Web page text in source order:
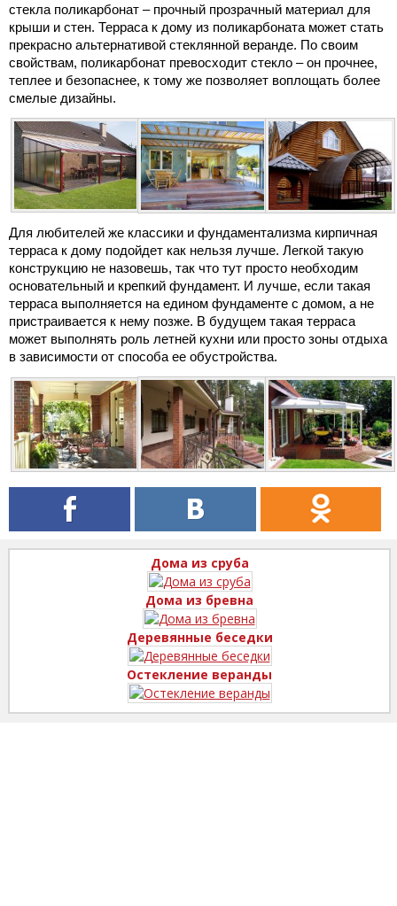
стекла поликарбонат – прочный прозрачный материал для
крыши и стен. Терраса к дому из поликарбоната может стать
прекрасно альтернативой стеклянной веранде. По своим
свойствам, поликарбонат превосходит стекло – он прочнее,
теплее и безопаснее, к тому же позволяет воплощать более
смелые дизайны.
Для любителей же классики и фундаментализма кирпичная
терраса к дому подойдет как нельзя лучше. Легкой такую
конструкцию не назовешь, так что тут просто необходим
основательный и крепкий фундамент. И лучше, если такая
терраса выполняется на едином фундаменте с домом, а не
пристраивается к нему позже. В будущем такая терраса
может выполнять роль летней кухни или просто зоны отдыха
в зависимости от способа ее обустройства.
Дома из сруба
Дома из бревна
Деревянные беседки
Остекление веранды